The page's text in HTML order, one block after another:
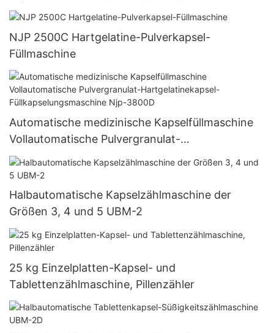
Hartgelatinekapsel-Füllmaschine Njp 1500D
NJP 2500C Hartgelatine-Pulverkapsel-
Füllmaschine
Automatische medizinische Kapselfüllmaschine
Vollautomatische Pulvergranulat-
Hartgelatinekapsel-Füllkapselungsmaschine Njp-
3800D
Halbautomatische Kapselzählmaschine der
Größen 3, 4 und 5 UBM-2
25 kg Einzelplatten-Kapsel- und
Tablettenzählmaschine, Pillenzähler